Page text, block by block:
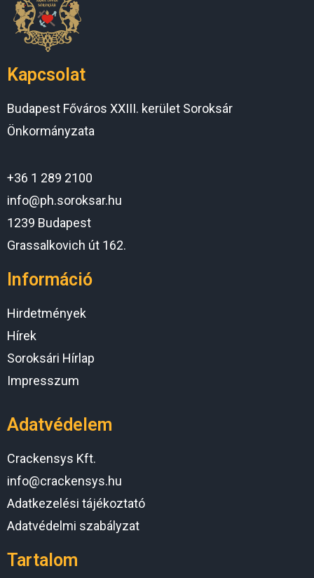
Kapcsolat
Budapest Főváros XXIII. kerület Soroksár
Önkormányzata
+36 1 289 2100
info@ph.soroksar.hu
1239 Budapest
Grassalkovich út 162.
Információ
Hirdetmények
Hírek
Soroksári Hírlap
Impresszum
Adatvédelem
Crackensys Kft.
info@crackensys.hu
Adatkezelési tájékoztató
Adatvédelmi szabályzat
Tartalom